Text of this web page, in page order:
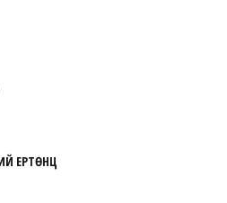
ЕРТӨНЦ